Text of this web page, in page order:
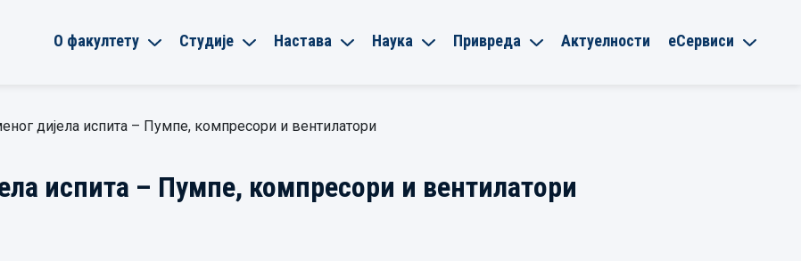
О факултету Студије Настава Наука Привреда Актуелности еСервиси
дијела испита – Пумпе, компресори и вентилатори
испита – Пумпе, компресори и вентилатори